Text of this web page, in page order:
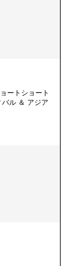
ョートショート
ル ＆ アジア